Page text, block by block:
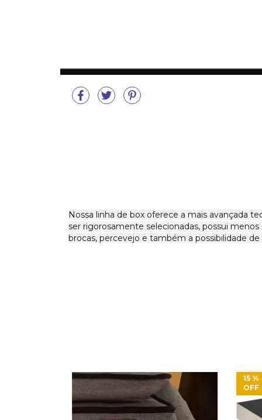
Nossa linha de box oferece a mais avançada
ser rigorosamente selecionadas, possui
brocas, percevejo e também a possibilidade
15 %
OFF